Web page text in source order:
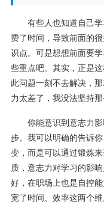
有些人也知道自己学
费了时间，导致前面的
识点。可是想想前面要
些重点吧。其实，正是
此问题一刻不去解决，
力太差了，我没法坚持那
你能意识到意志力影
步。我可以明确的告诉
变，而是可以通过锻炼
质，意志力对学习的影
好，在职场上也是自控
宽了时间、效率这两个